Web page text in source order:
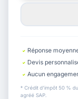
Réponse
Devis
Aucun
* Crédit d'impôt 50 %
agréé SAP.